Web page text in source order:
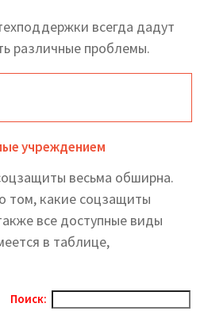
всегда дадут
различные проблемы.
учреждением
весьма обширна.
какие соцзащиты
все доступные виды
в таблице,
Поиск: